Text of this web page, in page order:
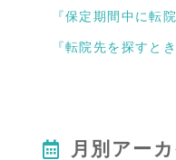
『保定期間中に転
『転院先を探すと
月別アー